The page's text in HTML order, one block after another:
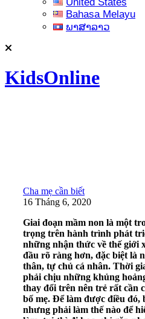
Bahasa Melayu
ພາສາລາວ
KidsOnline
Cha mẹ cần biết
16 Tháng 6, 2020
Giai đoạn mầm non là một
trọng trên hành trình phát
những nhận thức về thế giới
đầu rõ ràng hơn, đặc biệt là
thân, tự chủ cá nhân. Thời
phải chịu những khủng
thay đổi trên nên trẻ rất cần
bố mẹ. Để làm được điều đó,
nhưng phải làm thế nào để